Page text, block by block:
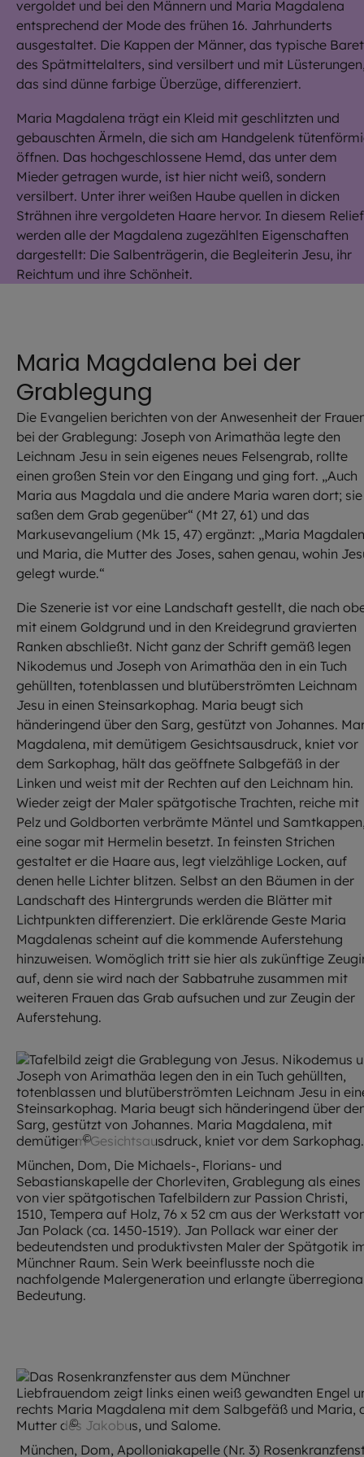
vergoldet und bei den Männern und Maria Magdalena
entsprechend der Mode des frühen 16. Jahrhunderts
ausgestaltet. Die Kappen der Männer, das typische
des Spätmittelalters, sind versilbert und mit
das sind dünne farbige Überzüge, differenziert.
Maria Magdalena trägt ein Kleid mit geschlitzten und
gebauschten Ärmeln, die sich am Handgelenk
öffnen. Das hochgeschlossene Hemd, das unter dem
Mieder getragen wurde, ist hier nicht weiß, sondern
versilbert. Unter ihrer weißen Haube quellen in dicken
Strähnen ihre vergoldeten Haare hervor. In diesem Relief
werden alle der Magdalena zugezählten Eigenschaften
dargestellt: Die Salbenträgerin, die Begleiterin Jesu, ihr
Reichtum und ihre Schönheit.
© Mülbe93
München, Dom, Die Michaels-, Florians- und
Sebastianskapelle der Chorleviten, Grablegung als eines
von vier spätgotischen Tafelbildern zur Passion Christi,
1510, Tempera auf Holz, 76 x 52 cm aus der Werkstatt
Jan Polack (ca. 1450-1519). Jan Pollack war einer der
bedeutendsten und produktivsten Maler der Spätgotik
Münchner Raum. Sein Werk beeinflusste noch die
nachfolgende Malergeneration und erlangte
Bedeutung.
Maria Magdalena bei der
Grablegung
Die Evangelien berichten von der Anwesenheit der
bei der Grablegung: Joseph von Arimathäa legte den
Leichnam Jesu in sein eigenes neues Felsengrab, rollte
einen großen Stein vor den Eingang und ging fort. „Auch
Maria aus Magdala und die andere Maria waren dort; sie
saßen dem Grab gegenüber“ (Mt 27, 61) und das
Markusevangelium (Mk 15, 47) ergänzt: „Maria
und Maria, die Mutter des Joses, sahen genau, wohin
gelegt wurde.“
Die Szenerie ist vor eine Landschaft gestellt, die nach
mit einem Goldgrund und in den Kreidegrund gravierten
Ranken abschließt. Nicht ganz der Schrift gemäß legen
Nikodemus und Joseph von Arimathäa den in ein Tuch
gehüllten, totenblassen und blutüberströmten Leichnam
Jesu in einen Steinsarkophag. Maria beugt sich
händeringend über den Sarg, gestützt von Johannes.
Magdalena, mit demütigem Gesichtsausdruck, kniet vor
dem Sarkophag, hält das geöffnete Salbgefäß in der
Linken und weist mit der Rechten auf den Leichnam hin.
Wieder zeigt der Maler spätgotische Trachten, reiche mit
Pelz und Goldborten verbrämte Mäntel und
eine sogar mit Hermelin besetzt. In feinsten Strichen
gestaltet er die Haare aus, legt vielzählige Locken, auf
denen helle Lichter blitzen. Selbst an den Bäumen in der
Landschaft des Hintergrunds werden die Blätter mit
Lichtpunkten differenziert. Die erklärende Geste Maria
Magdalenas scheint auf die kommende Auferstehung
hinzuweisen. Womöglich tritt sie hier als zukünftige
auf, denn sie wird nach der Sabbatruhe zusammen mit
weiteren Frauen das Grab aufsuchen und zur Zeugin der
Auferstehung.
© Mülbe
München, Dom, Apolloniakapelle (Nr. 3)